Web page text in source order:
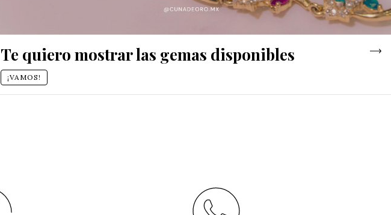
Te quiero mostrar las gemas disponibles
¡VAMOS!